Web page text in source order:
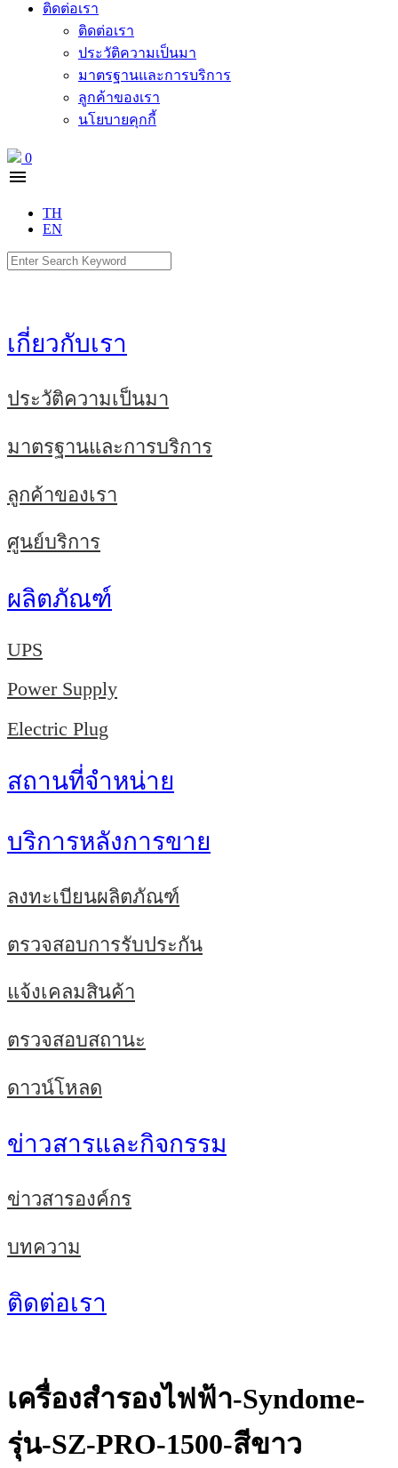
ติดต่อเรา
ติดต่อเรา
ประวัติความเป็นมา
มาตรฐานและการบริการ
ลูกค้าของเรา
นโยบายคุกกี้
0
menu
TH
EN
Search
for:
เกี่ยวกับเรา
ประวัติความเป็นมา
มาตรฐานและการบริการ
ลูกค้าของเรา
ศูนย์บริการ
ผลิตภัณฑ์
UPS
Power Supply
Electric Plug
สถานที่จำหน่าย
บริการหลังการขาย
ลงทะเบียนผลิตภัณฑ์
ตรวจสอบการรับประกัน
แจ้งเคลมสินค้า
ตรวจสอบสถานะ
ดาวน์โหลด
ข่าวสารและกิจกรรม
ข่าวสารองค์กร
บทความ
ติดต่อเรา
เครื่องสำรองไฟฟ้า-Syndome-
รุ่น-SZ-PRO-1500-สีขาว